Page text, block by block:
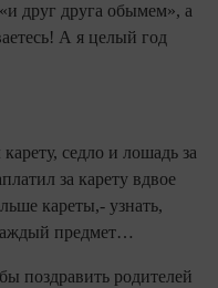
друг друга обымем», а
А я целый год
седло и лошадь за
за карету вдвое
кареты,- узнать,
предмет…
поздравить родителей